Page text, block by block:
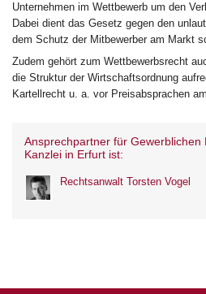
Unternehmen im Wettbewerb um den
Dabei dient das Gesetz gegen den
dem Schutz der Mitbewerber am Markt
Zudem gehört zum Wettbewerbsrecht
die Struktur der Wirtschaftsordnung
Kartellrecht u. a. vor Preisabsprachen
Ansprechpartner für Gewerblichen
Kanzlei in Erfurt ist:
Rechtsanwalt Torsten Vogel